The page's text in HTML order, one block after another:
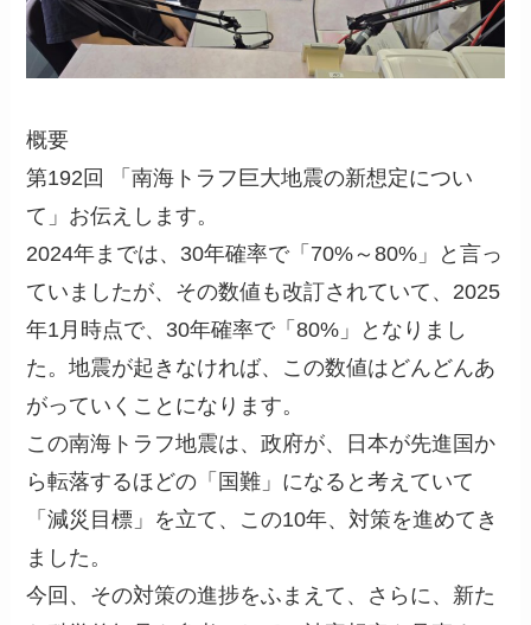
概要
第192回 「南海トラフ巨大地震の新想定につい
て」お伝えします。
2024年までは、30年確率で「70%～80%」と言っ
ていましたが、その数値も改訂されていて、2025
年1月時点で、30年確率で「80%」となりまし
た。地震が起きなければ、この数値はどんどんあ
がっていくことになります。
この南海トラフ地震は、政府が、日本が先進国か
ら転落するほどの「国難」になると考えていて
「減災目標」を立て、この10年、対策を進めてき
ました。
今回、その対策の進捗をふまえて、さらに、新た